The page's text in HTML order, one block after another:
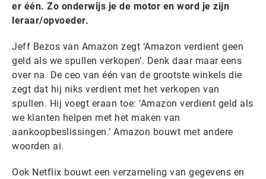
er één. Zo onderwijs je de motor en word je zijn
leraar/opvoeder.
Jeff Bezos van Amazon zegt ‘Amazon verdient geen
geld als we spullen verkopen’. Denk daar maar eens
over na. De ceo van één van de grootste winkels die
zegt dat hij niks verdient met het verkopen van
spullen. Hij voegt eraan toe: ‘Amazon verdient geld als
we klanten helpen met het maken van
aankoopbeslissingen.’ Amazon bouwt met andere
woorden ai.
Ook Netflix bouwt een verzameling van gegevens en